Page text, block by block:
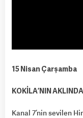
15 Nisan Çarşamba
KOKİLA’NIN
Kanal 7’nin sevilen